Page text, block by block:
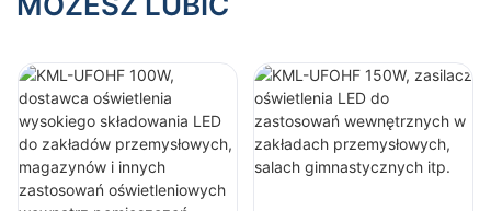
gimnastycznych
itp.